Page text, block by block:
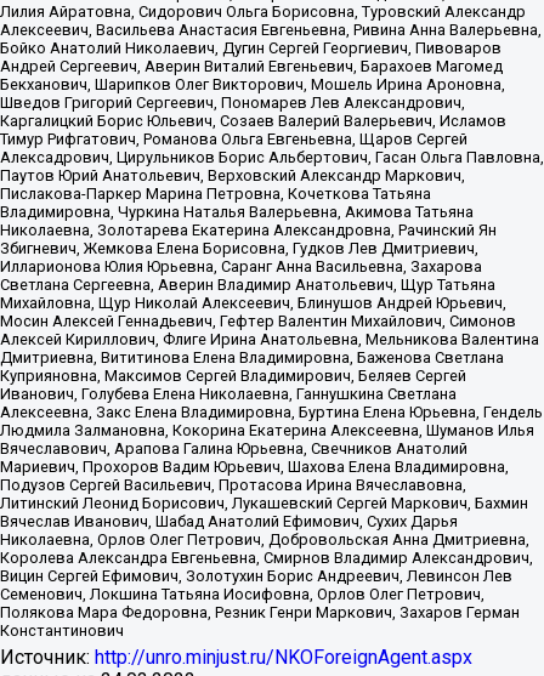
Лилия Айратовна, Сидорович Ольга Борисовна, Туровский Александр
Алексеевич, Васильева Анастасия Евгеньевна, Ривина Анна Валерьевна,
Бойко Анатолий Николаевич, Дугин Сергей Георгиевич, Пивоваров
Андрей Сергеевич, Аверин Виталий Евгеньевич, Барахоев Магомед
Бекханович, Шарипков Олег Викторович, Мошель Ирина Ароновна,
Шведов Григорий Сергеевич, Пономарев Лев Александрович,
Каргалицкий Борис Юльевич, Созаев Валерий Валерьевич, Исламов
Тимур Рифгатович, Романова Ольга Евгеньевна, Щаров Сергей
Алексадрович, Цирульников Борис Альбертович, Гасан Ольга Павловна,
Паутов Юрий Анатольевич, Верховский Александр Маркович,
Пислакова-Паркер Марина Петровна, Кочеткова Татьяна
Владимировна, Чуркина Наталья Валерьевна, Акимова Татьяна
Николаевна, Золотарева Екатерина Александровна, Рачинский Ян
Збигневич, Жемкова Елена Борисовна, Гудков Лев Дмитриевич,
Илларионова Юлия Юрьевна, Саранг Анна Васильевна, Захарова
Светлана Сергеевна, Аверин Владимир Анатольевич, Щур Татьяна
Михайловна, Щур Николай Алексеевич, Блинушов Андрей Юрьевич,
Мосин Алексей Геннадьевич, Гефтер Валентин Михайлович, Симонов
Алексей Кириллович, Флиге Ирина Анатольевна, Мельникова Валентина
Дмитриевна, Вититинова Елена Владимировна, Баженова Светлана
Куприяновна, Максимов Сергей Владимирович, Беляев Сергей
Иванович, Голубева Елена Николаевна, Ганнушкина Светлана
Алексеевна, Закс Елена Владимировна, Буртина Елена Юрьевна, Гендель
Людмила Залмановна, Кокорина Екатерина Алексеевна, Шуманов Илья
Вячеславович, Арапова Галина Юрьевна, Свечников Анатолий
Мариевич, Прохоров Вадим Юрьевич, Шахова Елена Владимировна,
Подузов Сергей Васильевич, Протасова Ирина Вячеславовна,
Литинский Леонид Борисович, Лукашевский Сергей Маркович, Бахмин
Вячеслав Иванович, Шабад Анатолий Ефимович, Сухих Дарья
Николаевна, Орлов Олег Петрович, Добровольская Анна Дмитриевна,
Королева Александра Евгеньевна, Смирнов Владимир Александрович,
Вицин Сергей Ефимович, Золотухин Борис Андреевич, Левинсон Лев
Семенович, Локшина Татьяна Иосифовна, Орлов Олег Петрович,
Полякова Мара Федоровна, Резник Генри Маркович, Захаров Герман
Константинович
Источник: http://unro.minjust.ru/NKOForeignAgent.aspx